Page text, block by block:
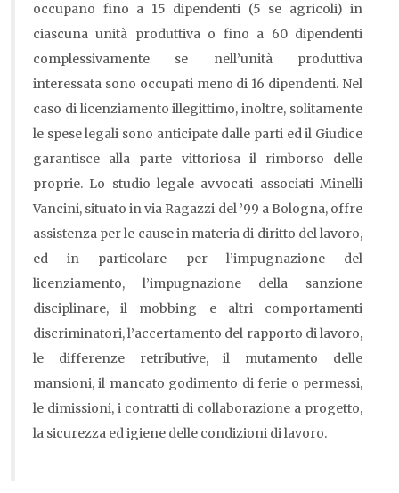
occupano fino a 15 dipendenti (5 se agricoli) in
ciascuna unità produttiva o fino a 60 dipendenti
complessivamente se nell’unità produttiva
interessata sono occupati meno di 16 dipendenti. Nel
caso di licenziamento illegittimo, inoltre, solitamente
le spese legali sono anticipate dalle parti ed il Giudice
garantisce alla parte vittoriosa il rimborso delle
proprie. Lo studio legale avvocati associati Minelli
Vancini, situato in via Ragazzi del ’99 a Bologna, offre
assistenza per le cause in materia di diritto del lavoro,
ed in particolare per l’impugnazione del
licenziamento, l’impugnazione della sanzione
disciplinare, il mobbing e altri comportamenti
discriminatori, l’accertamento del rapporto di lavoro,
le differenze retributive, il mutamento delle
mansioni, il mancato godimento di ferie o permessi,
le dimissioni, i contratti di collaborazione a progetto,
la sicurezza ed igiene delle condizioni di lavoro.